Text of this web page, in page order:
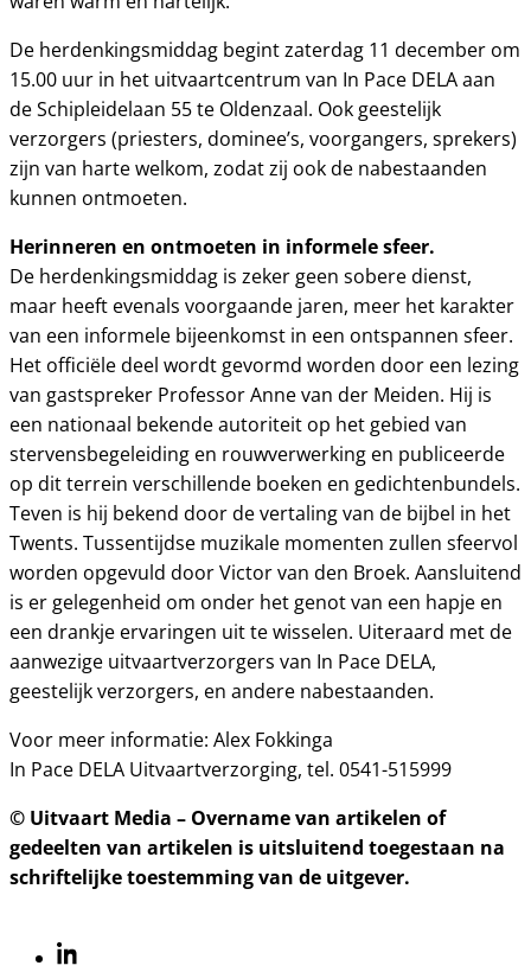
De herdenkingsmiddag begint zaterdag 11 december om
15.00 uur in het uitvaartcentrum van In Pace DELA aan
de Schipleidelaan 55 te Oldenzaal. Ook geestelijk
verzorgers (priesters, dominee’s, voorgangers, sprekers)
zijn van harte welkom, zodat zij ook de nabestaanden
kunnen ontmoeten.
Herinneren en ontmoeten in informele sfeer.
De herdenkingsmiddag is zeker geen sobere dienst,
maar heeft evenals voorgaande jaren, meer het karakter
van een informele bijeenkomst in een ontspannen sfeer.
Het officiële deel wordt gevormd worden door een lezing
van gastspreker Professor Anne van der Meiden. Hij is
een nationaal bekende autoriteit op het gebied van
stervensbegeleiding en rouwverwerking en publiceerde
op dit terrein verschillende boeken en gedichtenbundels.
Teven is hij bekend door de vertaling van de bijbel in het
Twents. Tussentijdse muzikale momenten zullen sfeervol
worden opgevuld door Victor van den Broek. Aansluitend
is er gelegenheid om onder het genot van een hapje en
een drankje ervaringen uit te wisselen. Uiteraard met de
aanwezige uitvaartverzorgers van In Pace DELA,
geestelijk verzorgers, en andere nabestaanden.
Voor meer informatie: Alex Fokkinga
In Pace DELA Uitvaartverzorging, tel. 0541-515999
© Uitvaart Media – Overname van artikelen of
gedeelten van artikelen is uitsluitend toegestaan na
schriftelijke toestemming van de uitgever.
Linkedin